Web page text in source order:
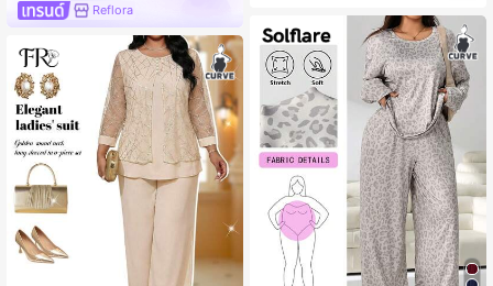
Reflora
มส่วน ขนาดใหญ่พิเศษ ชุดเสื้อแขนยาว
ปักลายสีชมพูและกางเกงสีพื้น 2 ชิ้น ชุด
กางเกงขายาวสีชมพูสำหรับผู้หญิง ชุดก
างเกงขายาวสีชมพูสำหรับผู้หญิงขนาด
ใหญ่พิเศษ ชุดกางเกงขายาวสีชมพูสำห
รับผู้หญิงขนาดใหญ่พิเศษ ชุดสีชมพูสำห
รับผู้หญิงขนาดใหญ่พิเศษ ชุดสูทสีชมพู
สำหรับผู้หญิง เสื้อสีชมพู เสื้อผ้าฤดูร้อน
ชุดฤดูร้อนสำหรับผู้หญิง ชุดเทศกาลสำ
หรับผู้หญิง งานแต่งงานและงานอีเวนต์
ชุดรับปริญญาสำหรับคุณแม่ ชุดออกงา
น ชุดวันเกิดสำหรับผู้หญิง ชุดผู้หญิงหรูห
รา เสื้อเลื่อม ชุดเลื่อมสำหรับผู้หญิง ชุดเ
สื้อผ้าขนาดใหญ่พิเศษ ชุดสูทผู้หญิง ชุด
กางเกงขายาวขนาดใหญ่พิเศษ